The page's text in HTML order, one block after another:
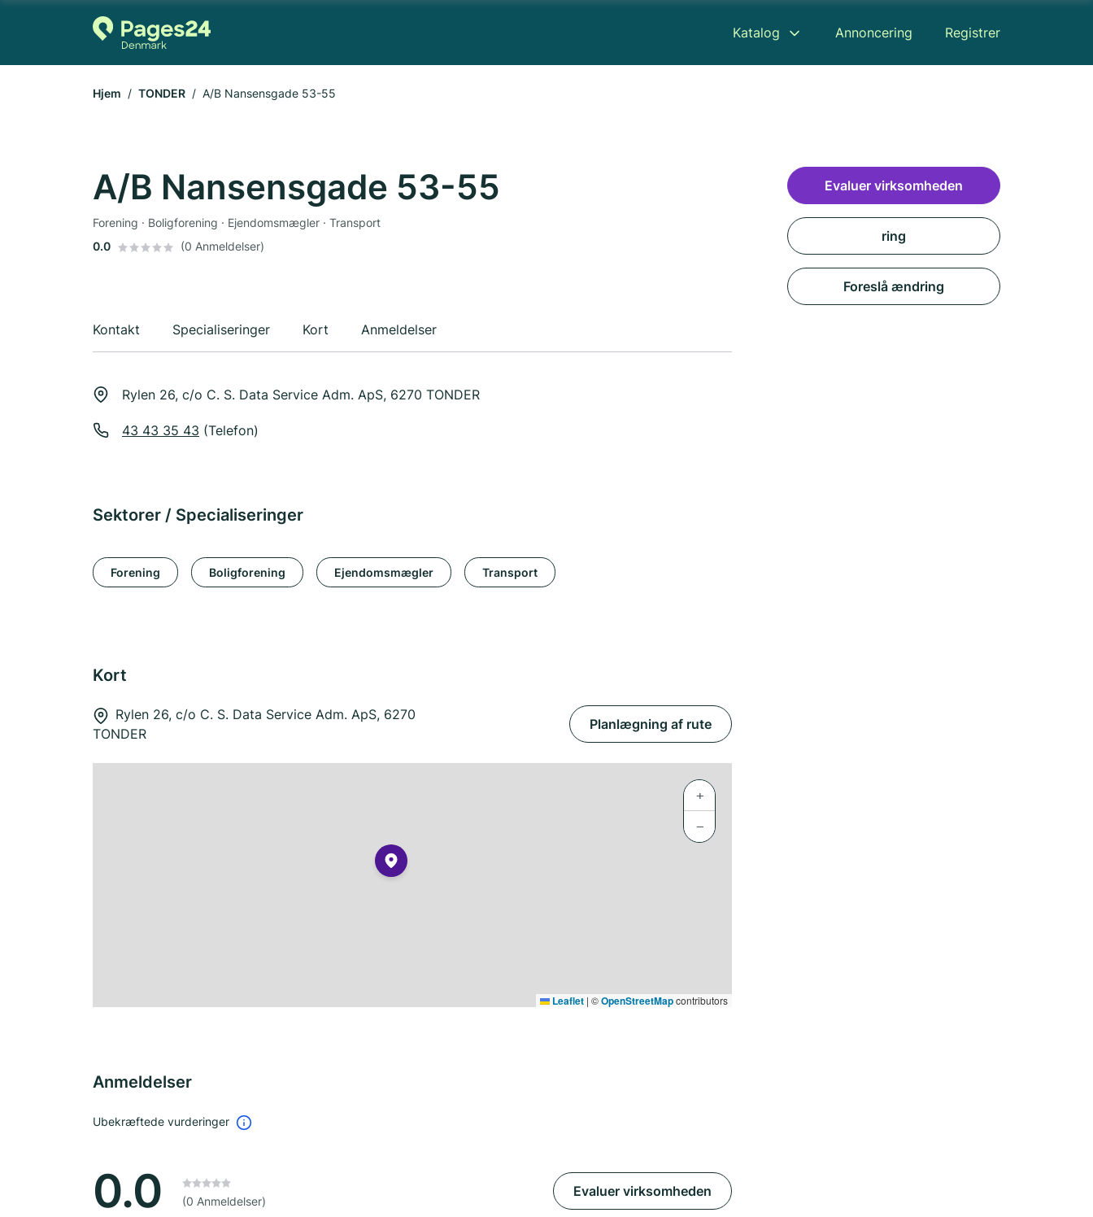
Katalog Annoncering Registrer
Hjem TONDER A/B Nansensgade 53-55
A/B Nansensgade 53-55
Forening · Boligforening · Ejendomsmægler · Transport
0.0
(0 Anmeldelser)
Kontakt Specialiseringer Kort Anmeldelser
Rylen 26, c/o C. S. Data Service Adm. ApS, 6270 TONDER
43 43 35 43 (Telefon)
Sektorer / Specialiseringer
Forening Boligforening Ejendomsmægler Transport
Kort
Rylen 26, c/o C. S. Data Service Adm. ApS, 6270
TONDER
Planlægning af rute
+
−
Leaflet | ©OpenStreetMapcontributors
Anmeldelser
Ubekræftede vurderinger
0.0 (0 Anmeldelser)
Evaluer virksomheden
Evaluer virksomheden
ring
Foreslå ændring